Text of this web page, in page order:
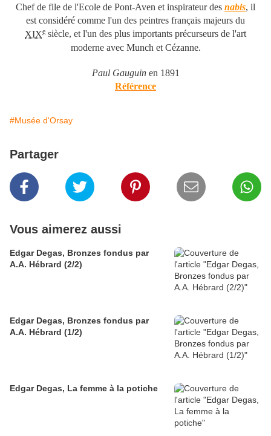
Chef de file de l'Ecole de Pont-Aven et inspirateur des nabis, il
est considéré comme l'un des peintres français majeurs du
XIXe siècle, et l'un des plus importants précurseurs de l'art
moderne avec Munch et Cézanne.
Paul Gauguinen 1891
Référence
#Musée d'Orsay
Partager
Vous aimerez aussi
Edgar Degas, Bronzes fondus par
A.A. Hébrard (2/2)
Edgar Degas, Bronzes fondus par
A.A. Hébrard (1/2)
Edgar Degas, La femme à la potiche